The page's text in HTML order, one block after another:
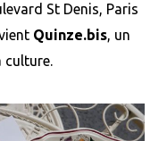
St Denis, Paris
Quinze.bis, un
culture.